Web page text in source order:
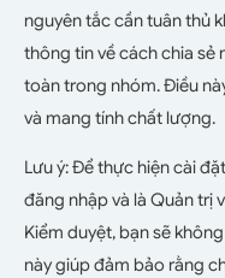
nguyên tắc cần tuân thủ
thông tin về cách chia sẻ
toàn trong nhóm. Điều
và mang tính chất lượng.
Lưu ý: Để thực hiện cài
đăng nhập và là Quản trị
Kiểm duyệt, bạn sẽ
này giúp đảm bảo rằng